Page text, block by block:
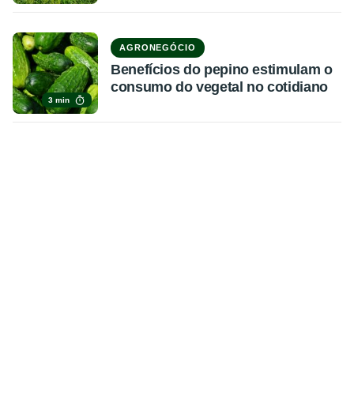
3 min
AGRONEGÓCIO
Benefícios do pepino estimulam o
consumo do vegetal no cotidiano